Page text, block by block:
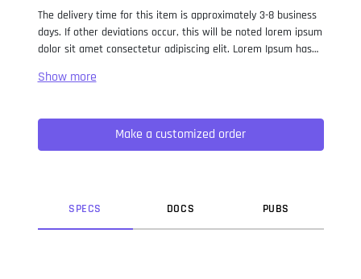
The delivery time for this item is approximately 3-8 business
days. If other deviations occur, this will be noted lorem ipsum
dolor sit amet consectetur adipiscing elit. Lorem Ipsum has
when an unknown printer took a galley of type and
not only five centuries, but also the leap into electronic
typesetting, remaining essentially unchanged. It was
popularised in the 1960s with the release of Letraset sheets
Make a customized order
SPECS DOCS PUBS